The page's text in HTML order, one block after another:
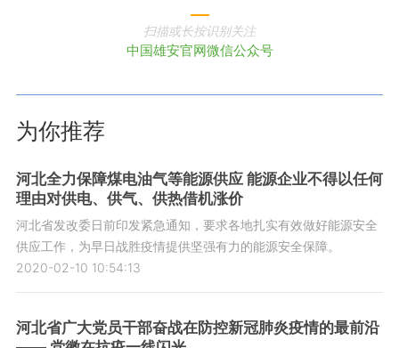
扫描或长按识别关注
中国雄安官网微信公众号
为你推荐
河北全力保障煤电油气等能源供应 能源企业不得以任何
理由对供电、供气、供热借机涨价
河北省发改委日前印发紧急通知，要求各地扎实有效做好能源安全
供应工作，为早日战胜疫情提供坚强有力的能源安全保障。
2020-02-10 10:54:13
河北省广大党员干部奋战在防控新冠肺炎疫情的最前沿